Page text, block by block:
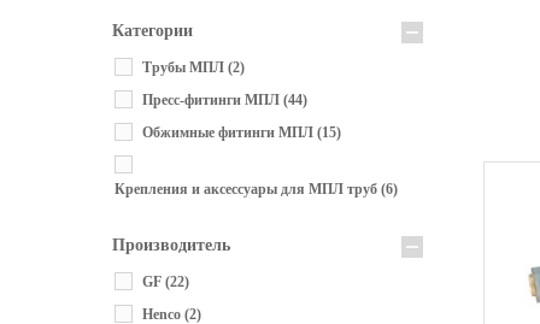
Категории
Трубы МПЛ (2)
Пресс-фитинги МПЛ (44)
Обжимные фитинги МПЛ (15)
Крепления и аксессуары для МПЛ труб (6)
Производитель
GF (22)
Henco (2)